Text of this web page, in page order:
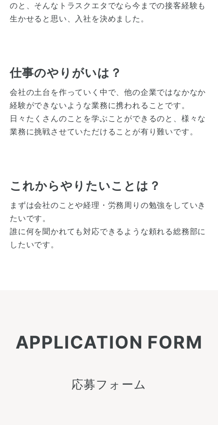
のと、そんなトラスクエタでなら今までの接客経験も
生かせると思い、入社を決めました。
仕事のやりがいは？
会社の土台を作っていく中で、他の企業ではなかなか
経験ができないような業務に携われることです。
日々たくさんのことを学ぶことができるのと、様々な
業務に挑戦させていただけることが有り難いです。
これからやりたいことは？
まずは会社のことや経理・労務周りの勉強をしていき
たいです。
誰に何を聞かれても対応できるような頼れる総務部に
したいです。
APPLICATION FORM
応募フォーム